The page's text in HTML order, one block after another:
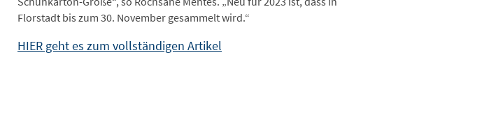
Florstadt bis zum 30. November gesammelt wird.“
HIER geht es zum vollständigen Artikel